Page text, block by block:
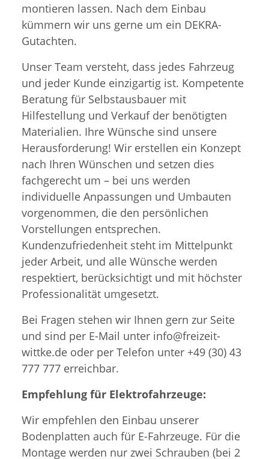
montieren lassen. Nach dem Einbau
kümmern wir uns gerne um ein DEKRA-
Gutachten.
Unser Team versteht, dass jedes Fahrzeug
und jeder Kunde einzigartig ist. Kompetente
Beratung für Selbstausbauer mit
Hilfestellung und Verkauf der benötigten
Materialien. Ihre Wünsche sind unsere
Herausforderung! Wir erstellen ein Konzept
nach Ihren Wünschen und setzen dies
fachgerecht um – bei uns werden
individuelle Anpassungen und Umbauten
vorgenommen, die den persönlichen
Vorstellungen entsprechen.
Kundenzufriedenheit steht im Mittelpunkt
jeder Arbeit, und alle Wünsche werden
respektiert, berücksichtigt und mit höchster
Professionalität umgesetzt.
Bei Fragen stehen wir Ihnen gern zur Seite
und sind per E-Mail unter info@freizeit-
wittke.de oder per Telefon unter +49 (30) 43
777 777 erreichbar.
Empfehlung für Elektrofahrzeuge:
Wir empfehlen den Einbau unserer
Bodenplatten auch für E-Fahrzeuge. Für die
Montage werden nur zwei Schrauben (bei 2